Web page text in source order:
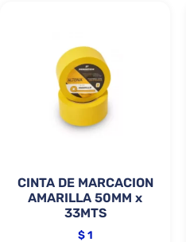
CINTA DE MARCACION
AMARILLA 50MM x
33MTS
$1